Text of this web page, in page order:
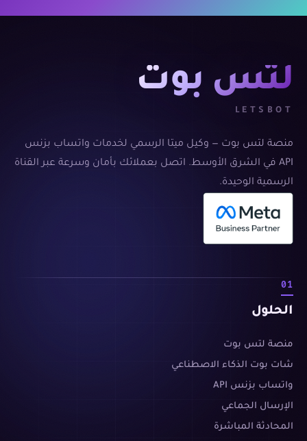
لتس بوت
LETSBOT
منصة لتس بوت — وكيل ميتا الرسمي لخدمات واتساب بزنس
API في الشرق الأوسط. اتصل بعملائك بأمان وسرعة عبر القناة
الرسمية الوحيدة.
01
الحلول
منصة لتس بوت
شات بوت الذكاء الاصطناعي
واتساب بزنس API
الإرسال الجماعي
المحادثة المباشرة